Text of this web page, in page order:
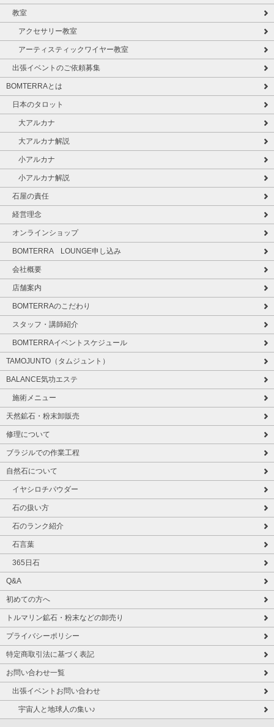
教室
アクセサリー教室
アーティスティックワイヤー教室
出張イベントのご依頼募集
BOMTERRAとは
日本のタロット
大アルカナ
大アルカナ解説
小アルカナ
小アルカナ解説
石屋の責任
経営理念
オンラインショップ
BOMTERRA LOUNGE申し込み
会社概要
店舗案内
BOMTERRAのこだわり
スタッフ・講師紹介
BOMTERRAイベントスケジュール
TAMOJUNTO（タムジュント）
BALANCE気功エステ
施術メニュー
天然鉱石・粉末卸販売
修理について
ブラジルでの作業工程
自然石について
イヤシロチパウダー
石の扱い方
石のランク紹介
石言葉
365日石
Q&A
初めての方へ
トルマリン鉱石・粉末などの卸売り
プライバシーポリシー
特定商取引法に基づく表記
お問い合わせ一覧
出張イベントお問い合わせ
宇宙人と地球人の集い♪